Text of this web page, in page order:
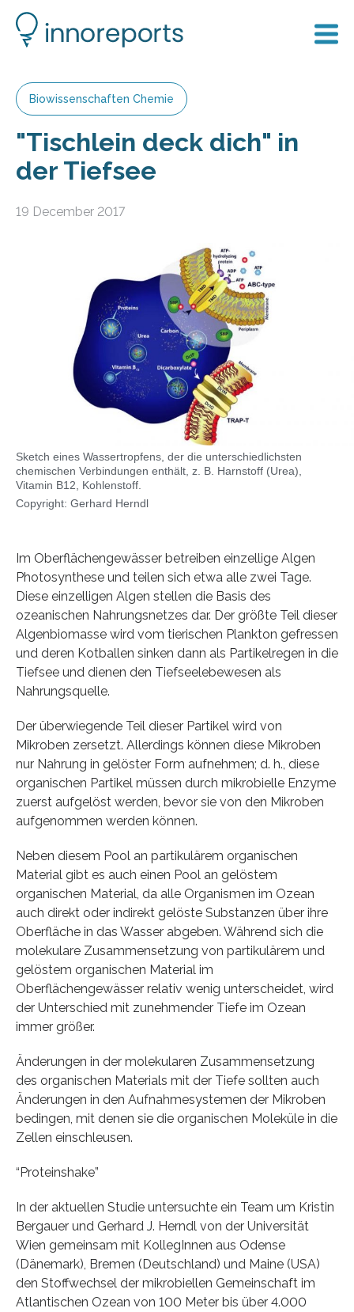
Biowissenschaften Chemie
"Tischlein deck dich" in
der Tiefsee
19 December 2017
Sketch eines Wassertropfens, der die unterschiedlichsten
chemischen Verbindungen enthält, z. B. Harnstoff (Urea),
Vitamin B12, Kohlenstoff.
Copyright: Gerhard Herndl
Im Oberflächengewässer betreiben einzellige Algen
Photosynthese und teilen sich etwa alle zwei Tage.
Diese einzelligen Algen stellen die Basis des
ozeanischen Nahrungsnetzes dar. Der größte Teil dieser
Algenbiomasse wird vom tierischen Plankton gefressen
und deren Kotballen sinken dann als Partikelregen in die
Tiefsee und dienen den Tiefseelebewesen als
Nahrungsquelle.
Der überwiegende Teil dieser Partikel wird von
Mikroben zersetzt. Allerdings können diese Mikroben
nur Nahrung in gelöster Form aufnehmen; d. h., diese
organischen Partikel müssen durch mikrobielle Enzyme
zuerst aufgelöst werden, bevor sie von den Mikroben
aufgenommen werden können.
Neben diesem Pool an partikulärem organischen
Material gibt es auch einen Pool an gelöstem
organischen Material, da alle Organismen im Ozean
auch direkt oder indirekt gelöste Substanzen über ihre
Oberfläche in das Wasser abgeben. Während sich die
molekulare Zusammensetzung von partikulärem und
gelöstem organischen Material im
Oberflächengewässer relativ wenig unterscheidet, wird
der Unterschied mit zunehmender Tiefe im Ozean
immer größer.
Änderungen in der molekularen Zusammensetzung
des organischen Materials mit der Tiefe sollten auch
Änderungen in den Aufnahmesystemen der Mikroben
bedingen, mit denen sie die organischen Moleküle in die
Zellen einschleusen.
“Proteinshake”
In der aktuellen Studie untersuchte ein Team um Kristin
Bergauer und Gerhard J. Herndl von der Universität
Wien gemeinsam mit KollegInnen aus Odense
(Dänemark), Bremen (Deutschland) und Maine (USA)
den Stoffwechsel der mikrobiellen Gemeinschaft im
Atlantischen Ozean von 100 Meter bis über 4.000